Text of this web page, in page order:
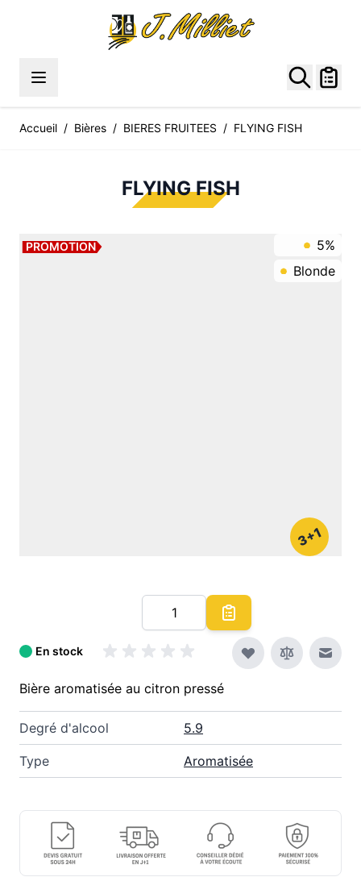
Accueil / Bières / BIERES FRUITEES / FLYING FISH
FLYING FISH
PROMOTION
5%
Blonde
3+1
En stock
Bière aromatisée au citron pressé
Degré d'alcool 5.9
Type Aromatisée
Quantité